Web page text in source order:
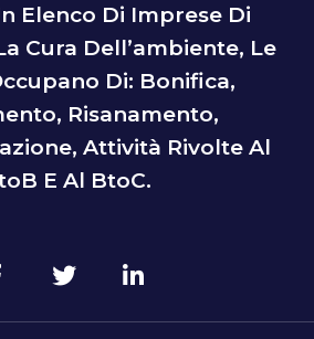
Elenco Di Imprese Di
Cura Dell’ambiente, Le
Di: Bonifica,
Risanamento,
Attività Rivolte Al
E Al BtoC.